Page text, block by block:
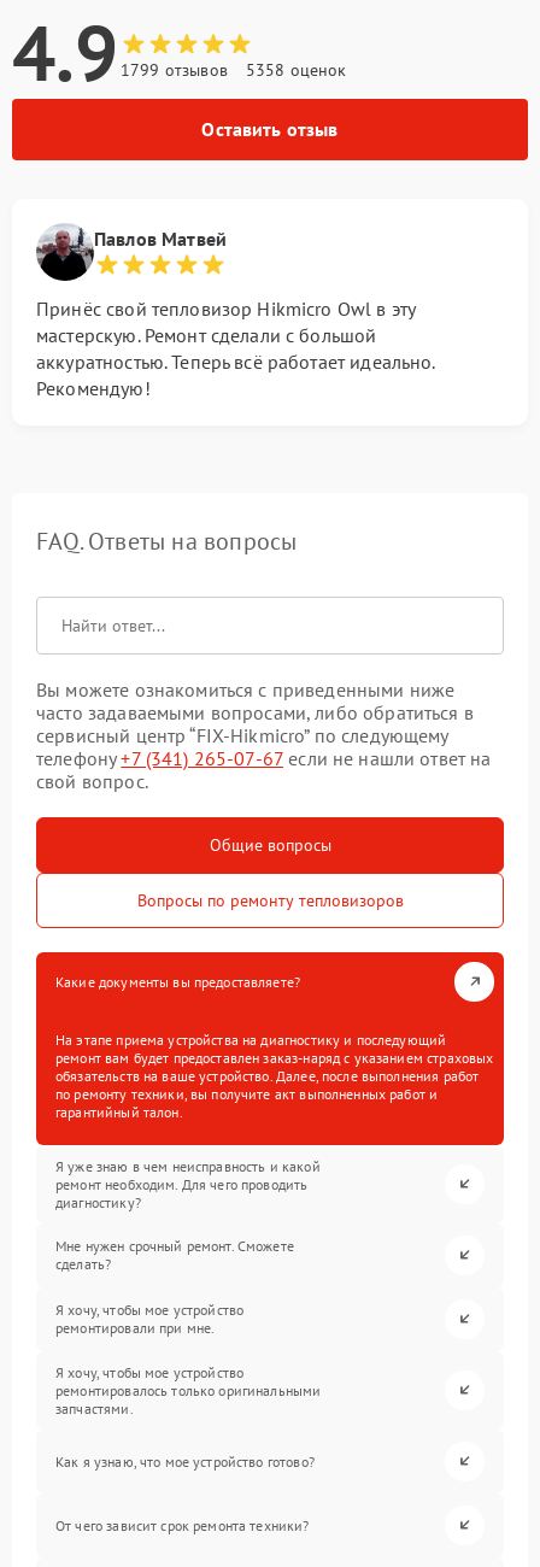
4.9 1799 отзывов 5358 оценок
Оставить отзыв
Павлов Матвей
Принёс свой тепловизор Hikmicro Owl в эту
мастерскую. Ремонт сделали с большой
аккуратностью. Теперь всё работает идеально.
Рекомендую!
FAQ. Ответы на вопросы
Вы можете ознакомиться с приведенными ниже
часто задаваемыми вопросами, либо обратиться в
сервисный центр “FIX-Hikmicro” по следующему
телефону+7 (341) 265-07-67 если не нашли ответ на
свой вопрос.
Общие вопросы
Вопросы по ремонту тепловизоров
Какие документы вы предоставляете?
На этапе приема устройства на диагностику и последующий
ремонт вам будет предоставлен заказ-наряд с указанием страховых
обязательств на ваше устройство. Далее, после выполнения работ
по ремонту техники, вы получите акт выполненных работ и
гарантийный талон.
Я уже знаю в чем неисправность и какой
ремонт необходим. Для чего проводить
диагностику?
Мне нужен срочный ремонт. Сможете
сделать?
Я хочу, чтобы мое устройство
ремонтировали при мне.
Я хочу, чтобы мое устройство
ремонтировалось только оригинальными
запчастями.
Как я узнаю, что мое устройство готово?
От чего зависит срок ремонта техники?